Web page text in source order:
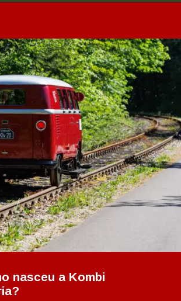
nasceu a Kombi